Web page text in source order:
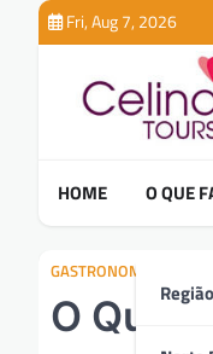
Fri, Aug 7, 2026
HOME O QUE
GASTRONOMIA
O Que